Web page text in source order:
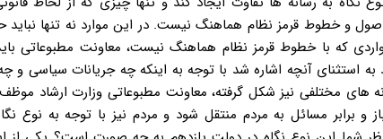
و خطوط قرمز نظام هماهنگ نیست. در این موارد نه تنها نباید
که با خطوط قرمز نظام هماهنگ نیست، معاونت مطبوعاتی
استثنای آنچه اشاره شد با توجه به اینکه چه جریانات سیاسی و
های مختلفی نیز شکل گرفته، معاونت مطبوعاتی وزارت ارشاد
مسائل به مردم منتقل شود و مردم نیز با توجه به نوع